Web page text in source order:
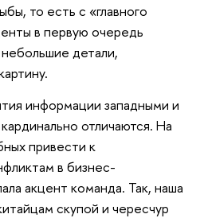
то есть с «главного
в первую очередь
детали,
информации западными и
отличаются. На
привести к
в бизнес-
акцент команда. Так, наша
скупой и чересчур